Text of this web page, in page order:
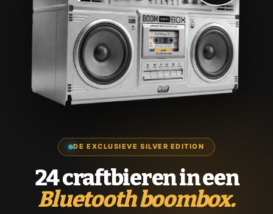
DE EXCLUSIEVE SILVER EDITION
24 craftbieren in een
Bluetooth boombox.